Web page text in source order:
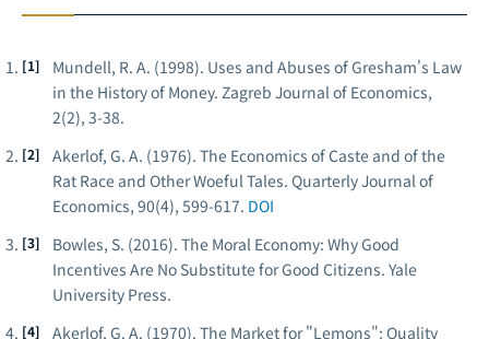
Mundell, R. A. (1998). Uses and Abuses of Gresham's Law
in the History of Money. Zagreb Journal of Economics,
2(2), 3-38.
Akerlof, G. A. (1976). The Economics of Caste and of the
Rat Race and Other Woeful Tales. Quarterly Journal of
Economics, 90(4), 599-617. DOI
Bowles, S. (2016). The Moral Economy: Why Good
Incentives Are No Substitute for Good Citizens. Yale
University Press.
Akerlof, G. A. (1970). The Market for "Lemons": Quality